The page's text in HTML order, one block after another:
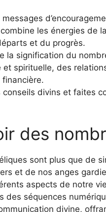
les énergies de
et du progrès.
la signification du
et spirituelle, des
conseils divins et faites
des
sont plus que de
et de nos anges
aspects de notre
des séquences
divine,